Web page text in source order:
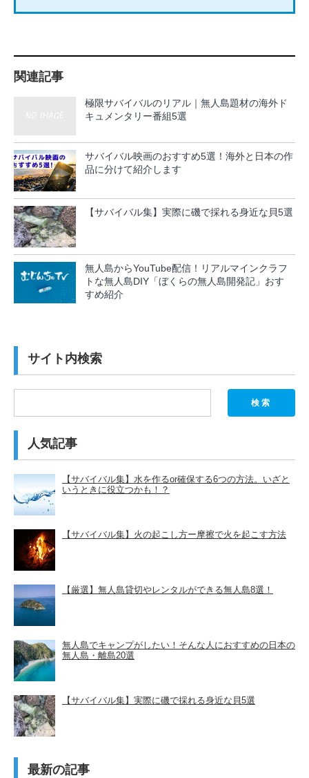
関連記事
極限サバイバルのリアル｜無人島題材の海外ド
キュメンタリー番組5選
サバイバル映画のおすすめ5選！海外と日本の作
品に分けて紹介します
【サバイバル集】実際に磯で採れる身近な貝5選
無人島からYouTube配信！リアルマインクラフ
トな無人島DIY「ぼくらの無人島開発記」おす
すめ紹介
サイト内検索
検索
人気記事
【サバイバル集】水を作るor確保する6つの方法。いざと
いうときに役立つかも！？
【サバイバル集】火の起こし方ー摩擦で火を起こす方法
【厳選】無人島貸切やレンタルができる無人島8選！
無人島でキャンプがしたい！そんな人におすすめの日本の
無人島・離島20選
【サバイバル集】実際に磯で採れる身近な貝5選
最新の記事